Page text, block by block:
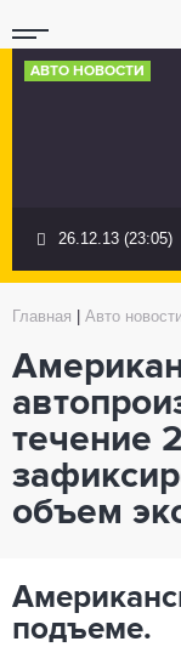
АВТО НОВОСТИ
26.12.13 (23:05)
Главная Авто
течение
объем
подъеме.